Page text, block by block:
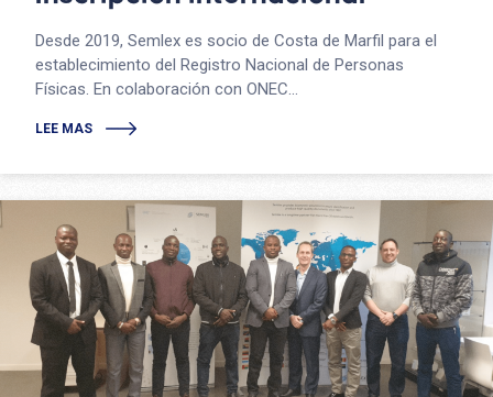
Desde 2019, Semlex es socio de Costa de Marfil para el
establecimiento del Registro Nacional de Personas
Físicas. En colaboración con ONEC...
LEE MAS